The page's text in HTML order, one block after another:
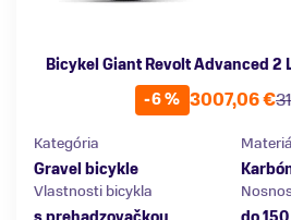
Bicykel Giant Revolt Advanced
-6 % 3007,06 €
Kategória
Gravel bicykle
Vlastnosti bicykla